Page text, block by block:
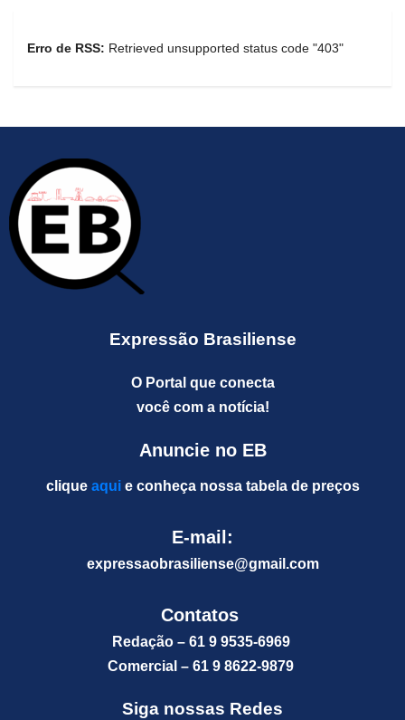
Erro de RSS: Retrieved unsupported status code "403"
Expressão Brasiliense
O Portal que conecta
você com a notícia!
Anuncie no EB
clique aquie conheça nossa tabela de preços
E-mail:
expressaobrasiliense@gmail.com
Contatos
Redação – 61 9 9535-6969
Comercial – 61 9 8622-9879
Siga nossas Redes